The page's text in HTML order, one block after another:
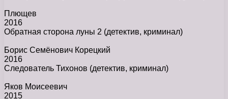
Плющев
2016
Обратная сторона луны 2 (детектив, криминал)
Борис Семёнович Корецкий
2016
Следователь Тихонов (детектив, криминал)
Яков Моисеевич
2015